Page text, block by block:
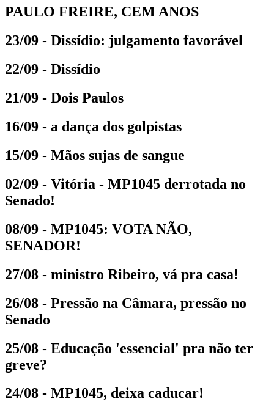
PAULO FREIRE, CEM ANOS
23/09 - Dissídio: julgamento favorável
22/09 - Dissídio
21/09 - Dois Paulos
16/09 - a dança dos golpistas
15/09 - Mãos sujas de sangue
02/09 - Vitória - MP1045 derrotada no
Senado!
08/09 - MP1045: VOTA NÃO,
SENADOR!
27/08 - ministro Ribeiro, vá pra casa!
26/08 - Pressão na Câmara, pressão no
Senado
25/08 - Educação 'essencial' pra não ter
greve?
24/08 - MP1045, deixa caducar!